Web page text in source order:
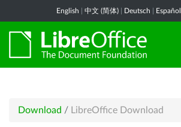
English 中文 (简体) Deutsch Español
Download / LibreOffice Download